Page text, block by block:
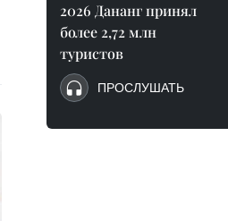
2026 Дананг принял
более 2,72 млн
туристов
ПРОСЛУШАТЬ